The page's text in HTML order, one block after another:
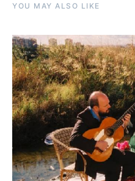
YOU MAY ALSO LIKE